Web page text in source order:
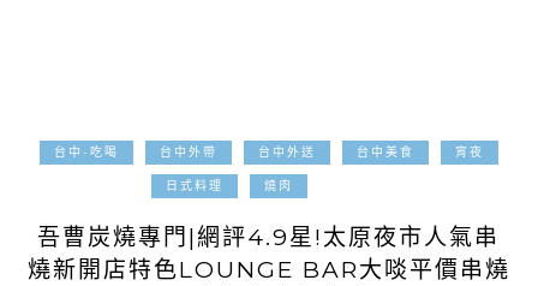
台中-吃喝 台中外帶 台中外送 台中美食 宵夜
日式料理 燒肉
吾曹炭燒專門|網評4.9星!太原夜市人氣串
燒新開店特色LOUNGE BAR大啖平價串燒